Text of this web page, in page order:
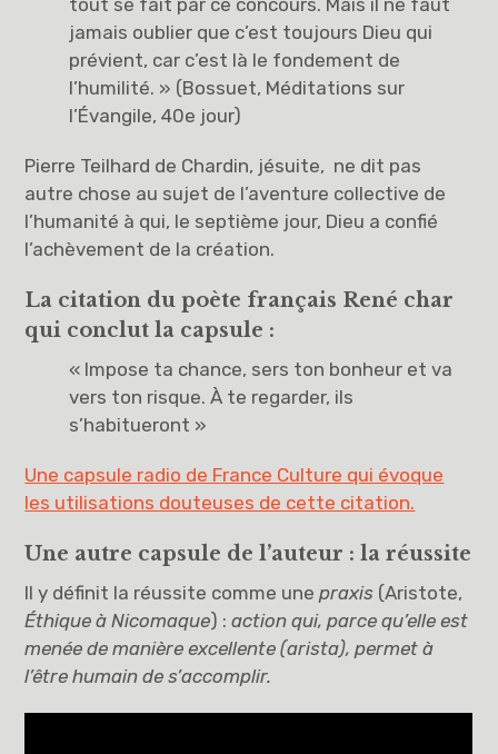
tout se fait par ce concours. Mais il ne faut
jamais oublier que c’est toujours Dieu qui
prévient, car c’est là le fondement de
l’humilité. » (Bossuet, Méditations sur
l’Évangile, 40e jour)
Pierre Teilhard de Chardin, jésuite, ne dit pas
autre chose au sujet de l’aventure collective de
l’humanité à qui, le septième jour, Dieu a confié
l’achèvement de la création.
La citation du poète français René char
qui conclut la capsule :
« Impose ta chance, sers ton bonheur et va
vers ton risque. À te regarder, ils
s’habitueront »
Une capsule radio de France Culture qui évoque
les utilisations douteuses de cette citation.
Une autre capsule de l’auteur : la réussite
Il y définit la réussite comme unepraxis (Aristote,
Éthique à Nicomaque) :action qui, parce qu’elle est
menée de manière excellente (arista), permet à
l’être humain de s’accomplir.